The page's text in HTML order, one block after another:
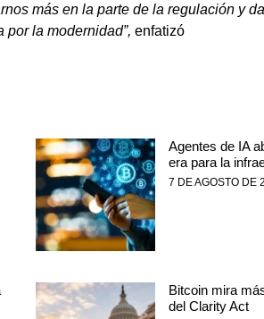
más en la parte de la regulación y
por la modernidad”, enfatizó
Agentes de IA
era para la
7 DE AGOSTO DE
Bitcoin mira
del Clarity Act